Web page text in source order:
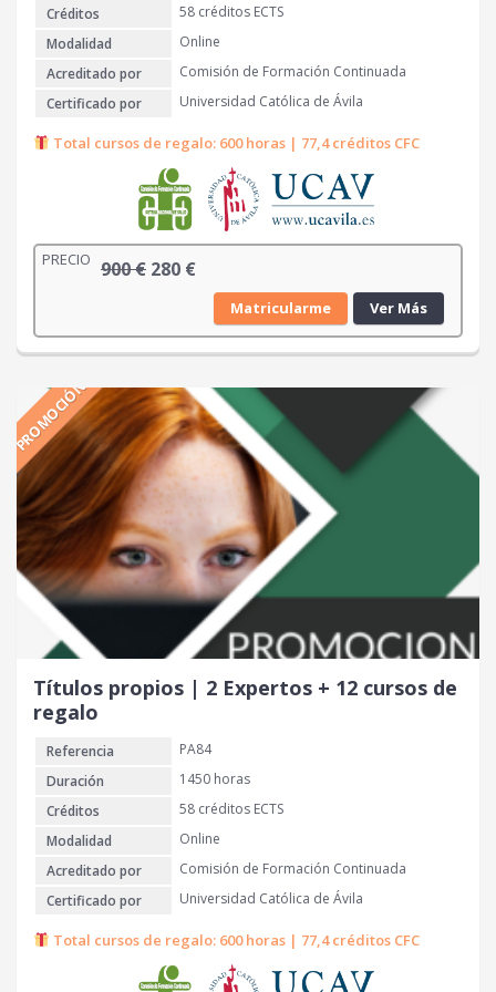
Créditos
58 créditos ECTS
Modalidad
Online
Acreditado por
Comisión de Formación Continuada
Certificado por
Universidad Católica de Ávila
Total cursos de regalo: 600 horas | 77,4 créditos CFC
PRECIO 900€ E
r
c
i
o
o
r
i
g
i
n
a
e
r
280 €E
r
i
o
c
u
a
l
e
s
:
2
8
€
Matricularme Ver Más
PROMOCIÓN
Títulos propios | 2 Expertos + 12 cursos de
regalo
Referencia
PA84
Duración
1450 horas
Créditos
58 créditos ECTS
Modalidad
Online
Acreditado por
Comisión de Formación Continuada
Certificado por
Universidad Católica de Ávila
Total cursos de regalo: 600 horas | 77,4 créditos CFC